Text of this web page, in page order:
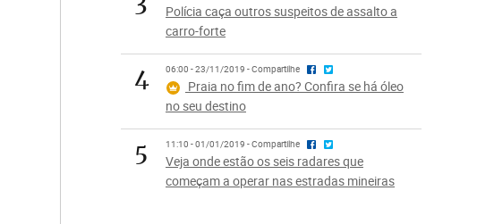
Polícia caça outros suspeitos de assalto a
carro-forte
4 06:00 - 23/11/2019 - Compartilhe
Praia no fim de ano? Confira se há óleo
no seu destino
5 11:10 - 01/01/2019 - Compartilhe
Veja onde estão os seis radares que
começam a operar nas estradas mineiras